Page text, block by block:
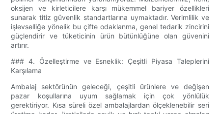
oksijen ve kirleticilere karşı mükemmel bariyer özellikleri
sunarak titiz güvenlik standartlarına uymaktadır. Verimlilik ve
işlevselliğe yönelik bu çifte odaklanma, genel tedarik zincirini
güçlendirir ve tüketicinin ürün bütünlüğüne olan güvenini
artırır.
### 4. Özelleştirme ve Esneklik: Çeşitli Piyasa Taleplerini
Karşılama
Ambalaj sektörünün geleceği, çeşitli ürünlere ve değişen
pazar koşullarına uyum sağlamak için çok yönlülük
gerektiriyor. Kısa süreli özel ambalajlardan ölçeklenebilir seri